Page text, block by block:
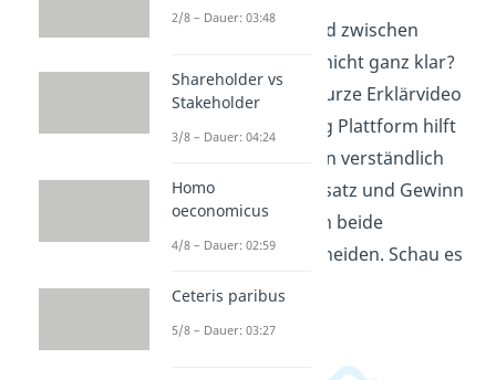
Ist dir der Unterschied zwischen
Umsatz und Gewinn nicht ganz klar?
Keine Sorge, dieses kurze Erklärvideo
auf meiner E-Learning Plattform hilft
dir dabei! Wir erklären verständlich
und einfach, was Umsatz und Gewinn
bedeutet und wie sich beide
voneinander unterscheiden. Schau es
dir jetzt an!
2/8 – Dauer: 03:48
Shareholder vs
Stakeholder
3/8 – Dauer: 04:24
Homo
oeconomicus
4/8 – Dauer: 02:59
Ceteris paribus
5/8 – Dauer: 03:27